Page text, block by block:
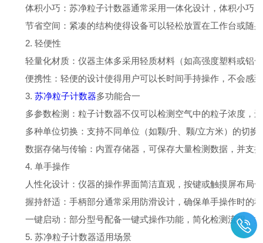
体积小巧：苏净粒子计数器通常采用一体化设计，体积小巧
节省空间：紧凑的结构使得设备可以轻松放置在工作台或随
2. 轻便性
轻量化材质：仪器主体多采用轻质材料（如高强度塑料或铝
便携性：轻便的设计使得用户可以长时间手持操作，不会感
3.苏净粒子计数器多功能合一
多参数检测：粒子计数器不仅可以检测空气中的粒子浓度，
多种单位切换：支持不同单位（如颗/升、颗/立方米）的切换
数据存储与传输：内置存储器，可保存大量检测数据，并支
4. 单手操作
人性化设计：仪器的操作界面简洁直观，按键或触摸屏布局
握持舒适：手柄部分通常采用防滑设计，确保单手操作时的
一键启动：部分型号配备一键式操作功能，简化检测流程，
5. 苏净粒子计数器适用场景